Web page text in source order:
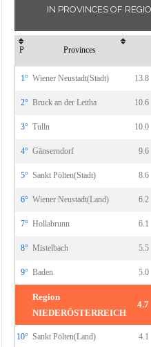
IN PROVINCES OF
P Provinces
1° Wiener Neustadt(Stadt) 13.8
2° Bruck an der Leitha 10.6
3° Tulln 10.0
4° Gänserndorf 9.6
5° Sankt Pölten(Stadt) 8.6
6° Wiener Neustadt(Land) 6.2
7° Hollabrunn 6.1
8° Mistelbach 5.5
9° Baden 5.0
Region
NIEDERÖSTERREICH
4.7
10° Sankt Pölten(Land) 4.1